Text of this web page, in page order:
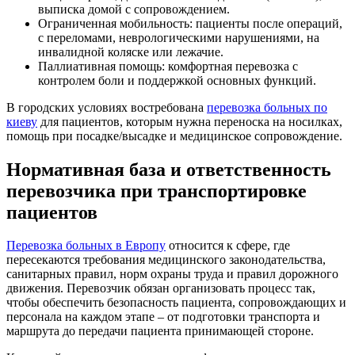
выписка домой с сопровождением.
Ограниченная мобильность: пациенты после операций,
с переломами, неврологическими нарушениями, на
инвалидной коляске или лежачие.
Паллиативная помощь: комфортная перевозка с
контролем боли и поддержкой основных функций.
В городских условиях востребована перевозка больных по
киеву для пациентов, которым нужна переноска на носилках,
помощь при посадке/высадке и медицинское сопровождение.
Нормативная база и ответственность
перевозчика при транспортировке
пациентов
Перевозка больных в Европу относится к сфере, где
пересекаются требования медицинского законодательства,
санитарных правил, норм охраны труда и правил дорожного
движения. Перевозчик обязан организовать процесс так,
чтобы обеспечить безопасность пациента, сопровождающих и
персонала на каждом этапе – от подготовки транспорта и
маршрута до передачи пациента принимающей стороне.